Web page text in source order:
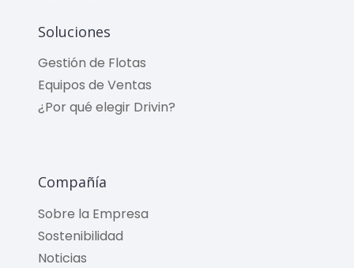
Soluciones
Gestión de Flotas
Equipos de Ventas
¿Por qué elegir Drivin?
Compañía
Sobre la Empresa
Sostenibilidad
Noticias